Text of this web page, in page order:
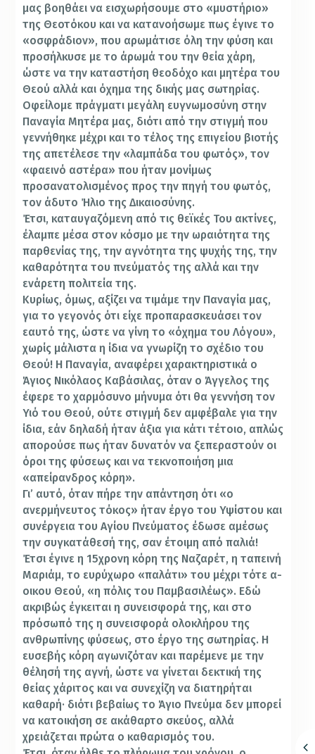
μας βοηθάει να εισχωρήσουμε στο «μυστήριο»
της Θεοτόκου και να κατανοήσωμε πως έγινε το
«οσφράδιον», που αρωμάτισε όλη την φύση και
προσήλκυσε με το άρωμά του την θεία χάρη,
ώστε να την καταστήση θεοδόχο και μητέρα του
Θεού αλλά και όχημα της δικής μας σωτηρίας.
Οφείλομε πράγματι μεγάλη ευγνωμοσύνη στην
Παναγία Μητέρα μας, διότι από την στιγμή που
γεννήθηκε μέχρι και το τέλος της επιγείου βιοτής
της απετέλεσε την «λαμπάδα του φωτός», τον
«φαεινό αστέρα» που ήταν μονίμως
προσανατολισμένος προς την πηγή του φωτός,
τον άδυτο Ήλιο της Δικαιοσύνης.
Έτσι, καταυγαζόμενη από τις θεϊκές Του ακτίνες,
έλαμπε μέσα στον κόσμο με την ωραιότητα της
παρθενίας της, την αγνότητα της ψυχής της, την
καθαρότητα του πνεύματός της αλλά και την
ενάρετη πολιτεία της.
Κυρίως, όμως, αξίζει να τιμάμε την Παναγία μας,
για το γεγονός ότι είχε προπαρασκευάσει τον
εαυτό της, ώστε να γίνη το «όχημα του Λόγου»,
χωρίς μάλιστα η ίδια να γνωρίζη το σχέδιο του
Θεού! Η Παναγία, αναφέρει χαρακτηριστικά ο
Άγιος Νικόλαος Καβάσιλας, όταν ο Άγγελος της
έφερε το χαρμόσυνο μήνυμα ότι θα γεννήση τον
Υιό του Θεού, ούτε στιγμή δεν αμφέβαλε για την
ίδια, εάν δηλαδή ήταν άξια για κάτι τέτοιο, απλώς
απορούσε πως ήταν δυνατόν να ξεπεραστούν οι
όροι της φύσεως και να τεκνοποιήση μια
«απείρανδρος κόρη».
Γι’ αυτό, όταν πήρε την απάντηση ότι «ο
ανερμήνευτος τόκος» ήταν έργο του Υψίστου και
συνέργεια του Αγίου Πνεύματος έδωσε αμέσως
την συγκατάθεσή της, σαν έτοιμη από παλιά!
Έτσι έγινε η 15χρονη κόρη της Ναζαρέτ, η ταπεινή
Μαριάμ, το ευρύχωρο «παλάτι» του μέχρι τότε α-
οικου Θεού, «η πόλις του Παμβασιλέως». Εδώ
ακριβώς έγκειται η συνεισφορά της, και στο
πρόσωπό της η συνεισφορά ολοκλήρου της
ανθρωπίνης φύσεως, στο έργο της σωτηρίας. Η
ευσεβής κόρη αγωνιζόταν και παρέμενε με την
θέλησή της αγνή, ώστε να γίνεται δεκτική της
θείας χάριτος και να συνεχίζη να διατηρήται
καθαρή· διότι βεβαίως το Άγιο Πνεύμα δεν μπορεί
να κατοικήση σε ακάθαρτο σκεύος, αλλά
χρειάζεται πρώτα ο καθαρισμός του.